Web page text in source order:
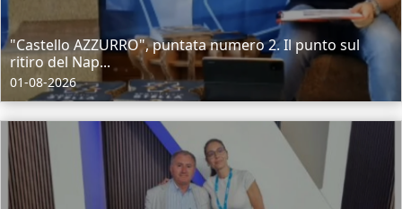
"Castello AZZURRO", puntata numero 2. Il punto sul
ritiro del Nap...
01-08-2026